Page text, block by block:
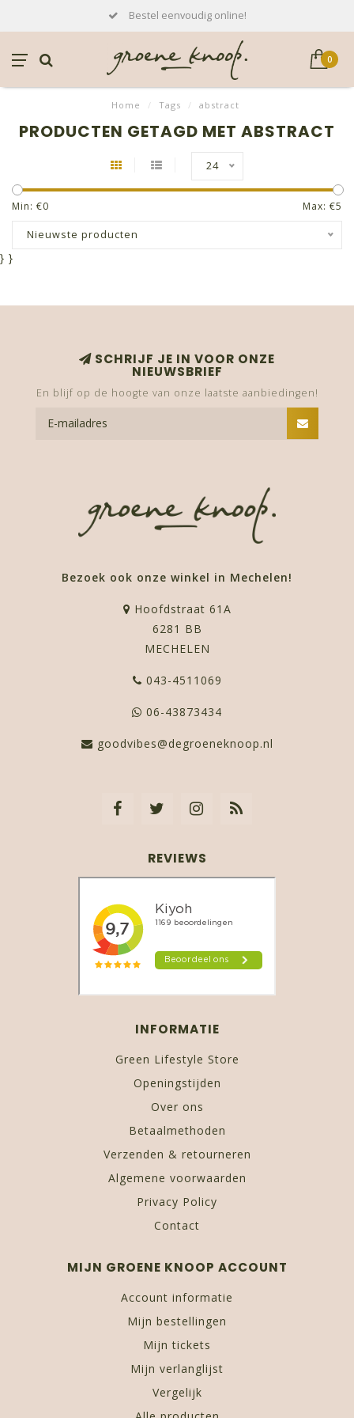
Bestel eenvoudig online!
0
Home / Tags / abstract
PRODUCTEN GETAGD MET ABSTRACT
24
Min: €0 Max: €5
Nieuwste producten
} }
SCHRIJF JE IN VOOR ONZE
NIEUWSBRIEF
En blijf op de hoogte van onze laatste aanbiedingen!
Bezoek ook onze winkel in Mechelen!
Hoofdstraat 61A
6281 BB
MECHELEN
043-4511069
06-43873434
goodvibes@degroeneknoop.nl
REVIEWS
INFORMATIE
Green Lifestyle Store
Openingstijden
Over ons
Betaalmethoden
Verzenden & retourneren
Algemene voorwaarden
Privacy Policy
Contact
MIJN GROENE KNOOP ACCOUNT
Account informatie
Mijn bestellingen
Mijn tickets
Mijn verlanglijst
Vergelijk